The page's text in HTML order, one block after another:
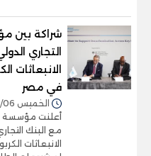
شراكة بين
الانبعاثات
في مصر
الخميس 06/فبراير/2025 - 04:35 م
أعلنت مؤسسة
الانبعاثات